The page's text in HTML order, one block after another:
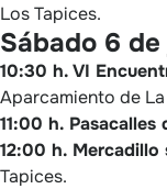
Los Tapices.
Sábado 6
10:30 h. VI
Aparcamiento de
11:00 h.
12:00 h. Mercadillo
Tapices.